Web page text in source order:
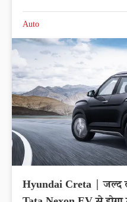
Auto
Hyundai Creta | जल्द